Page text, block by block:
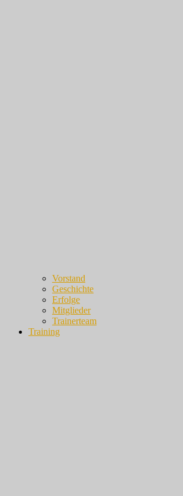
Vorstand
Geschichte
Erfolge
Mitglieder
Trainerteam
Training